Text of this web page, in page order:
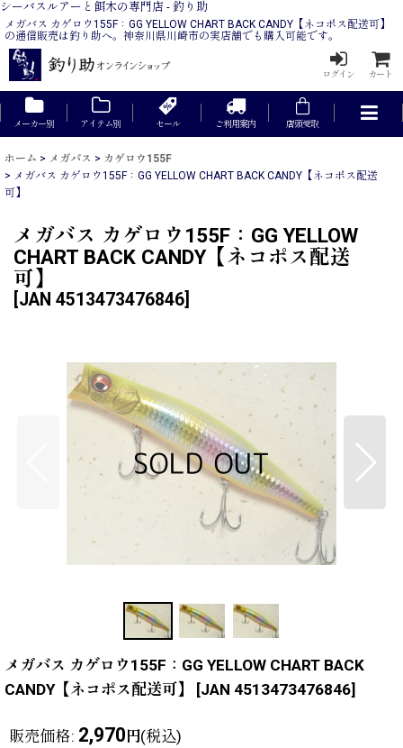
シーバスルアーと餌木の専門店 - 釣り助
メガバス カゲロウ155F：GG YELLOW CHART BACK CANDY【ネコポス配送可】
の通信販売は釣り助へ。神奈川県川崎市の実店舗でも購入可能です。
ログイン カート
メーカー別 アイテム別 セール ご利用案内 店頭受取
ホーム > メガバス > カゲロウ155F
> メガバス カゲロウ155F：GG YELLOW CHART BACK CANDY【ネコポス配送
可】
メガバス カゲロウ155F：GG YELLOW
CHART BACK CANDY【ネコポス配送
可】
JAN 4513473476846
メガバス カゲロウ155F：GG YELLOW CHART BACK
CANDY【ネコポス配送可】
[JAN 4513473476846]
販売価格: 2,970円(税込)